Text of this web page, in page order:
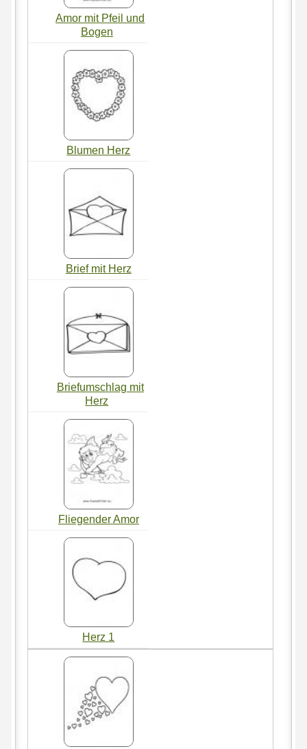
Amor mit Pfeil und
Bogen
Blumen Herz
Brief mit Herz
Briefumschlag mit
Herz
Fliegender Amor
Herz 1